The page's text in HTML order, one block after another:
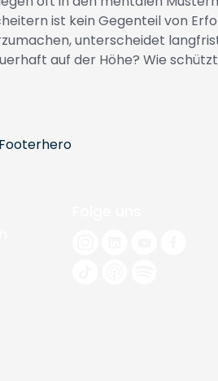
ist kein Gegenteil von
unterscheidet
auf der Höhe? Wie